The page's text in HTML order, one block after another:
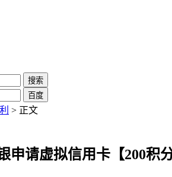
> 正文
申请虚拟信用卡【200积